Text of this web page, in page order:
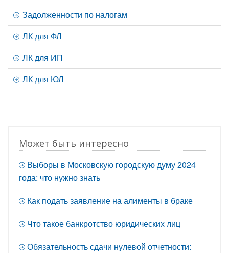
Задолженности по налогам
ЛК для ФЛ
ЛК для ИП
ЛК для ЮЛ
Может быть интересно
Выборы в Московскую городскую думу 2024
года: что нужно знать
Как подать заявление на алименты в браке
Что такое банкротство юридических лиц
Обязательность сдачи нулевой отчетности: